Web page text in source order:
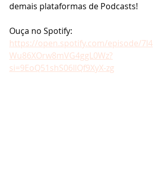
demais plataformas de Podcasts!
Ouça no Spotify:
https://open.spotify.com/episode/7l4
Wu86XOrw8mVG4ggL0Wz?
si=9EoQ51shS06IlQf9XyX-zg